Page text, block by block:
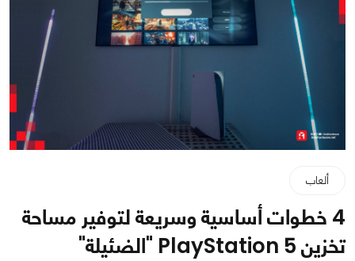
ألعاب
4 خطوات أساسية وسريعة لتوفير مساحة
تخزين PlayStation 5 "الضئيلة"